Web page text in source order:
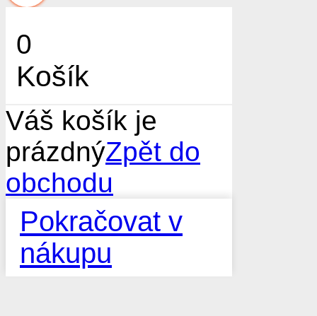
0
Košík
Váš košík je
prázdnýZpět do
obchodu
Pokračovat v
nákupu